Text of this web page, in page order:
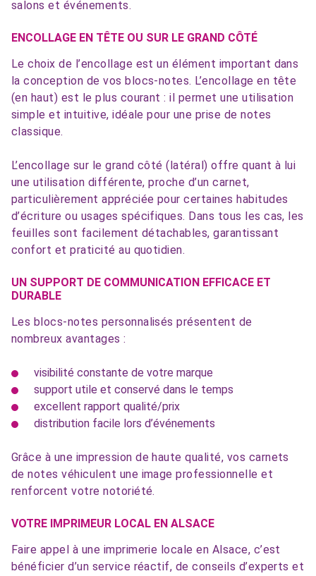
salons et événements.
ENCOLLAGE EN TÊTE OU SUR LE GRAND CÔTÉ
Le choix de l’encollage est un élément important dans
la conception de vos blocs-notes. L’encollage en tête
(en haut) est le plus courant : il permet une utilisation
simple et intuitive, idéale pour une prise de notes
classique.
L’encollage sur le grand côté (latéral) offre quant à lui
une utilisation différente, proche d’un carnet,
particulièrement appréciée pour certaines habitudes
d’écriture ou usages spécifiques. Dans tous les cas, les
feuilles sont facilement détachables, garantissant
confort et praticité au quotidien.
UN SUPPORT DE COMMUNICATION EFFICACE ET
DURABLE
Les blocs-notes personnalisés présentent de
nombreux avantages :
visibilité constante de votre marque
support utile et conservé dans le temps
excellent rapport qualité/prix
distribution facile lors d’événements
Grâce à une impression de haute qualité, vos carnets
de notes véhiculent une image professionnelle et
renforcent votre notoriété.
VOTRE IMPRIMEUR LOCAL EN ALSACE
Faire appel à une imprimerie locale en Alsace, c’est
bénéficier d’un service réactif, de conseils d’experts et